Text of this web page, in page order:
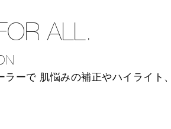
ALL.
ラーで 肌悩みの補正やハイライト